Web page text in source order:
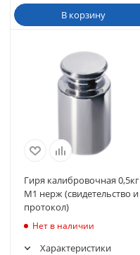
В корзину
Гиря калибровочная 0,5кг
М1 нерж (свидетельство и
протокол)
Нет в наличии
Характеристики